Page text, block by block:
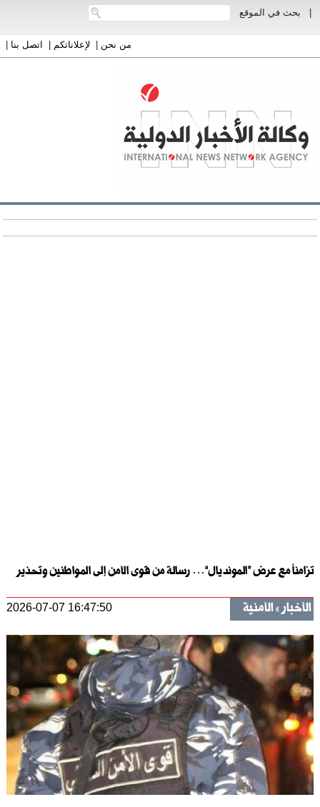
بحث في الموقع
من نحن| لإعلاناتكم| اتصل بنا|
تزامناً مع عرض “المونديال”… رسالة من قوى الأمن إلى المواطنين وتحذير
الأخبار الأمنية 2026-07-07 16:47:50